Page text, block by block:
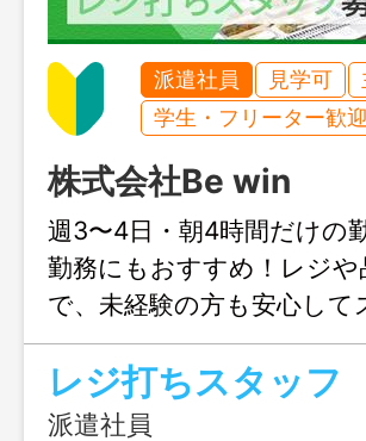
派遣社員 見学可
学生・フリーター歓迎
株式会社Be win
週3〜4日・朝4時間だけの
勤務にもおすすめ！レジ
で、未経験の方も安心し
みも大歓迎、まずはじょ
ださい。
レジ打ちスタッフ
派遣社員